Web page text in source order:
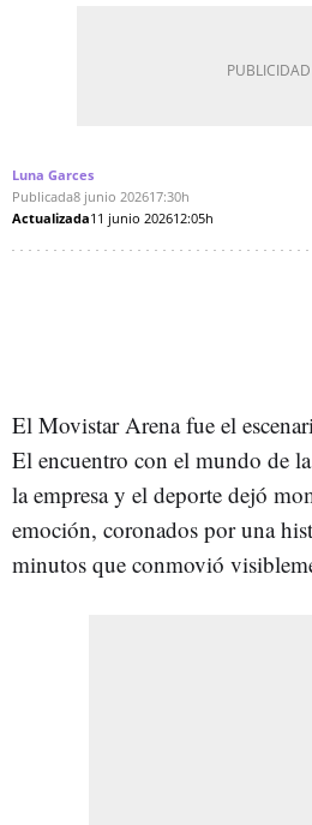
Luna Garces
Publicada8 junio 202617:30h
Actualizada11 junio 202612:05h
El Movistar Arena fue el
El encuentro con el mundo de
la empresa y el deporte dejó
emoción, coronados por una
minutos que conmovió